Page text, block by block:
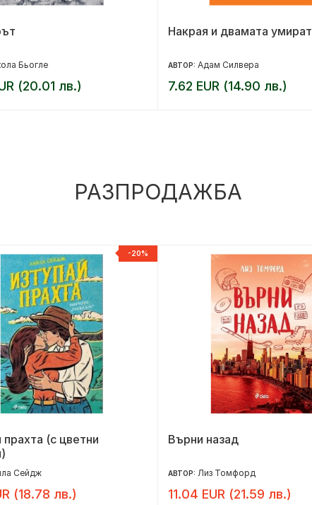
Бьогле
(20.01 лв.)
Накрая и двамата умират
АВТОР: Адам Силвера
7.62 EUR (14.90 лв.)
РАЗПРОДАЖБА
-20%
прахта (с цветни
Сейдж
(18.78 лв.)
Върни назад
АВТОР: Лиз Томфорд
11.04 EUR (21.59 лв.)